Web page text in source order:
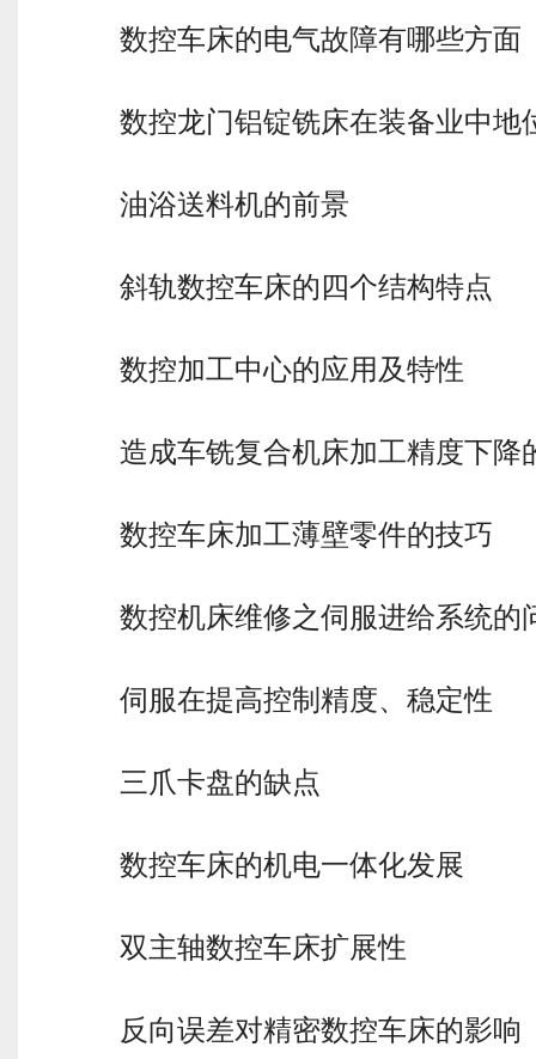
数控车床的电气故障有哪些方面
数控龙门铝锭铣床在装备业中
油浴送料机的前景
斜轨数控车床的四个结构特点
数控加工中心的应用及特性
造成车铣复合机床加工精度下
数控车床加工薄壁零件的技巧
数控机床维修之伺服进给系统
伺服在提高控制精度、稳定性
三爪卡盘的缺点
数控车床的机电一体化发展
双主轴数控车床扩展性
反向误差对精密数控车床的影响